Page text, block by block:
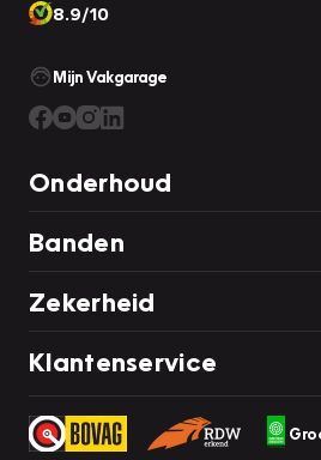
8.9/10
Mijn Vakgarage
Onderhoud
Banden
Zekerheid
Klantenservice